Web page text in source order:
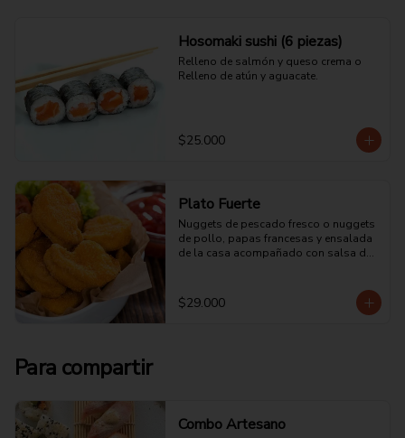
Hosomaki sushi (6 piezas)
Relleno de salmón y queso crema o
Relleno de atún y aguacate.
$25.000
Plato Fuerte
Nuggets de pescado fresco o nuggets
de pollo, papas francesas y ensalada
de la casa acompañado con salsa de
$29.000
Para compartir
Combo Artesano